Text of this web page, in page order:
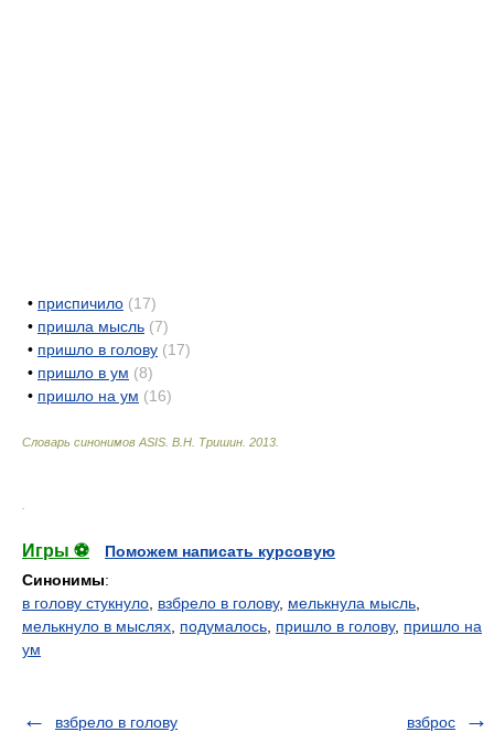
• приспичило (17)
• пришла мысль (7)
• пришло в голову (17)
• пришло в ум (8)
• пришло на ум (16)
Словарь синонимов ASIS. В.Н. Тришин 2013
Игры ⚽
Поможем написать курсовую
Синонимы:
в голову стукнуло взбрело в голову, мелькнула мысль
мелькнуло в мыслях подумалось пришло в голову, пришло на
ум
взбрело в голову взброс